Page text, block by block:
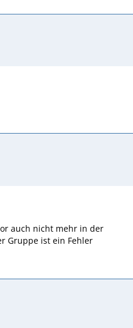
auch nicht mehr in der
Gruppe ist ein Fehler